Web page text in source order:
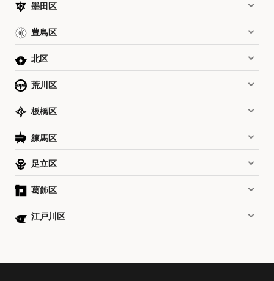
墨田区
豊島区
北区
荒川区
板橋区
練馬区
足立区
葛飾区
江戸川区